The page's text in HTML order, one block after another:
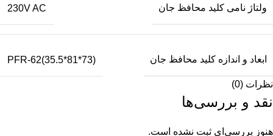
ولتاژ نامی کلید محافظ جان 230V AC
ابعاد و اندازه کلید محافظ جان PFR-62(35.5*81*73)
نظرات (0)
نقد و بررسی‌ها
هنوز بررسی‌ای ثبت نشده است.